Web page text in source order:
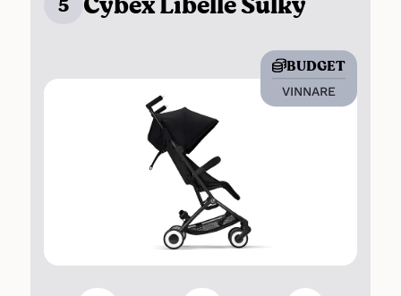
produkten har vi inkluderat recensioner
BUDGET
VINNARE